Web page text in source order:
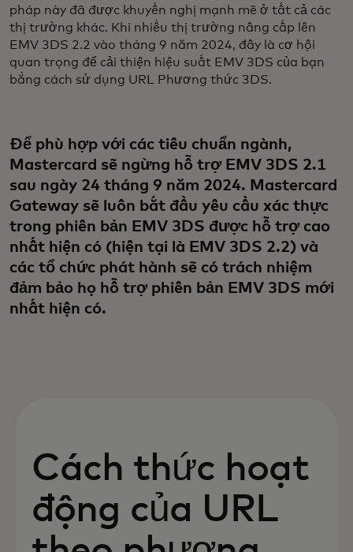
pháp này đã được khuyến nghị mạnh mẽ ở tất cả các
thị trường khác. Khi nhiều thị trường nâng cấp lên
EMV 3DS 2.2 vào tháng 9 năm 2024, đây là cơ hội
quan trọng để cải thiện hiệu suất EMV 3DS của bạn
bằng cách sử dụng URL Phương thức 3DS.
Để phù hợp với các tiêu chuẩn ngành,
Mastercard sẽ ngừng hỗ trợ EMV 3DS 2.1
sau ngày 24 tháng 9 năm 2024. Mastercard
Gateway sẽ luôn bắt đầu yêu cầu xác thực
trong phiên bản EMV 3DS được hỗ trợ cao
nhất hiện có (hiện tại là EMV 3DS 2.2) và
các tổ chức phát hành sẽ có trách nhiệm
đảm bảo họ hỗ trợ phiên bản EMV 3DS mới
nhất hiện có.
Cách thức hoạt
động của URL